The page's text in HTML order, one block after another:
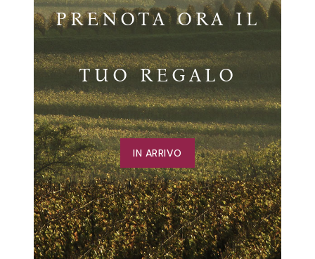
PRENOTA ORA IL
TUO REGALO
IN ARRIVO